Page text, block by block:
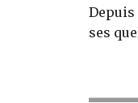
Depuis
ses